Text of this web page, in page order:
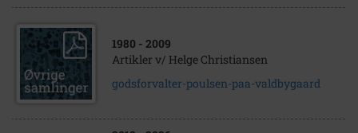
1980 - 2009
Artikler v/ Helge Christiansen
godsforvalter-poulsen-paa-valdbygaard